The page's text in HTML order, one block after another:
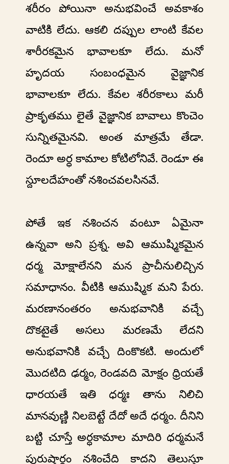
శరీరం పోయినా అనుభవించే అవకాశం
వాటికి లేదు. ఆకలి దప్పుల లాంటి కేవల
శారీరకమైన భావాలకూ లేదు. మనో
హృదయ సంబంధమైన వైజ్ఞానిక
భావాలకూ లేదు. కేవల శరీరకాలు మరీ
ప్రాకృతము లైతే వైజ్ఞానిక బావాలు కొంచెం
సున్నితమైనవి. అంత మాత్రమే తేడా.
రెందూ అర్ధ కామాల కోటిలోనివే. రెండూ ఈ
స్దూలదేహంతో నశించవలసినవే.
పోతే ఇక నశించన వంటూ ఏమైనా
ఉన్నవా అని ప్రశ్న. అవి ఆముష్మికమైన
ధర్మ మోక్షాలేనని మన ప్రాచీనులిచ్చిన
సమాధానం. వీటికి ఆముష్మిక మని పేరు.
మరణానంతరం అనుభవానికి వచ్చే
దొకటైతే అసలు మరణమే లేదని
అనుభవానికి వచ్చే దింకొకటి. అందులో
మొదటిది ఢర్మం, రెండవది మోక్షం ధ్రియతే
ధారయతే ఇతి ధర్మః తాను నిలిచి
మానవుణ్ణి నిలబెట్టే దేదో అదే ధర్మం. దీనిని
బట్టి చూస్తే అర్ధకామాల మాదిరి ధర్మమనే
పురుషార్ధం నశించేది కాదని తెలుస్తూ